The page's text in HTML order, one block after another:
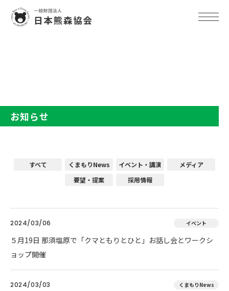
お知らせ
すべて くまもりNews イベント・講演
メディア
要望・提案
採用情報
2024/03/06 イベント
５月19日 那須塩原で「クマともりとひと」お話し会とワークシ
ョップ開催
2024/03/03 くまもりNews